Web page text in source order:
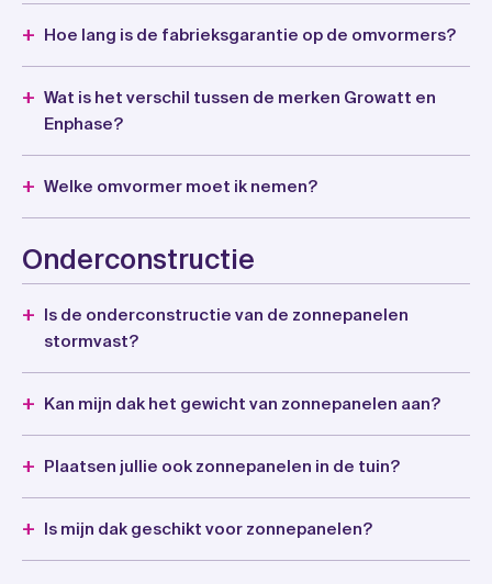
Hoe lang is de fabrieksgarantie op de omvormers?
Wat is het verschil tussen de merken Growatt en
Enphase?
Welke omvormer moet ik nemen?
Onderconstructie
Is de onderconstructie van de zonnepanelen
stormvast?
Kan mijn dak het gewicht van zonnepanelen aan?
Plaatsen jullie ook zonnepanelen in de tuin?
Is mijn dak geschikt voor zonnepanelen?